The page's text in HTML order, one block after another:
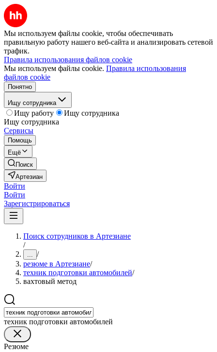
Мы используем файлы cookie, чтобы обеспечивать
правильную работу нашего веб-сайта и анализировать сетевой
трафик.
Правила использования файлов cookie
Мы используем файлы cookie. Правила использования
файлов cookie
Понятно
Ищу сотрудника
Ищу работу
Ищу сотрудника
Ищу сотрудника
Сервисы
Помощь
Ещё
Поиск
Артезиан
Войти
Войти
Зарегистрироваться
Поиск сотрудников в Артезиане
/
... /
резюме в Артезиане/
техник подготовки автомобилей/
вахтовый метод
техник подготовки автомобилей
Резюме